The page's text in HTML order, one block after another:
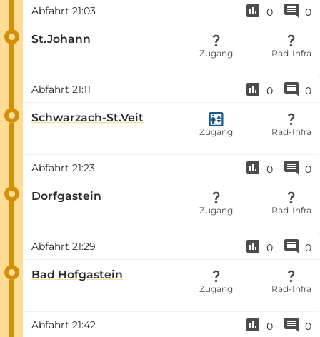
Abfahrt 21:03 0 0
St.Johann
Zugang Rad-Infra
Abfahrt 21:11 0 0
Schwarzach-St.Veit
Zugang Rad-Infra
Abfahrt 21:23 0 0
Dorfgastein
Zugang Rad-Infra
Abfahrt 21:29 0 0
Bad Hofgastein
Zugang Rad-Infra
Abfahrt 21:42 0 0